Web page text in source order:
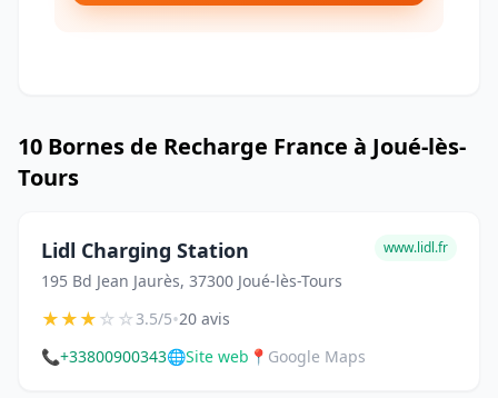
10 Bornes de Recharge France à Joué-lès-
Tours
Lidl Charging Station
195 Bd Jean Jaurès, 37300 Joué-lès-Tours
www.lidl.fr
★★★☆☆3.5/5•20 avis
📞+33800900343🌐Site web 📍 Google Maps